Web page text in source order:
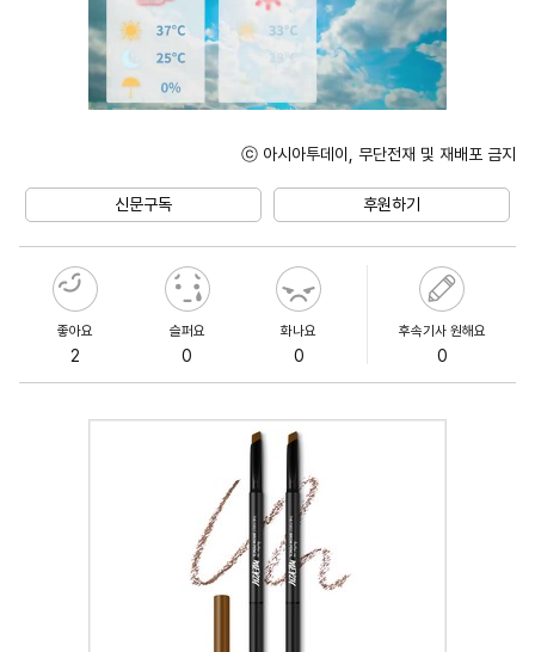
ⓒ 아시아투데이, 무단전재 및 재배포 금지
신문구독 후원하기
좋아요
2
슬퍼요
0
화나요
0
후속기사 원해요
0